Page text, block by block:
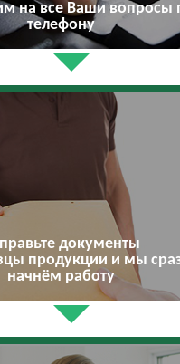
на все Ваши вопросы
телефону
документы
продукции и мы
начнём работу